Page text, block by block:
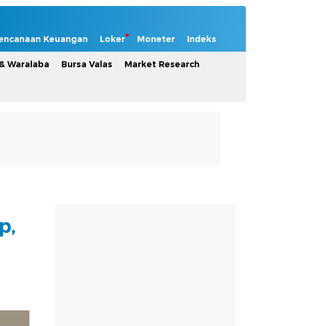
Keuangan Loker Moneter Indeks
Waralaba Bursa Valas Market Research